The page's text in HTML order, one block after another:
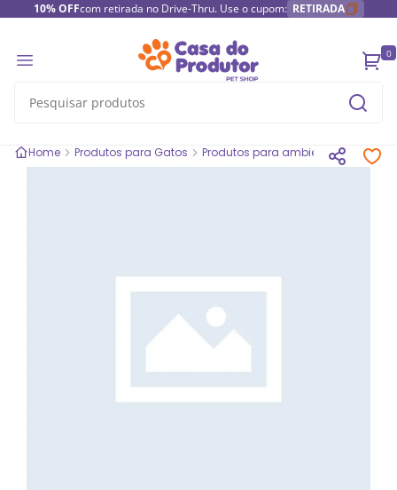
10% OFFcom retirada no Drive-Thru. Use o cupom: RETIRADA
0
Home Produtos para Gatos Produtos para ambientes de gatos